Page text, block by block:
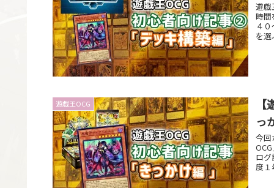
遊戯
時間
４
を
遊戯王OCG
っ
今回
ロ
度１